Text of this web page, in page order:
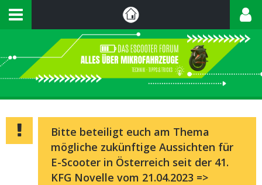
Bitte beteiligt euch am Thema
mögliche zukünftige Aussichten für
E-Scooter in Österreich seit der 41.
KFG Novelle vom 21.04.2023 =>